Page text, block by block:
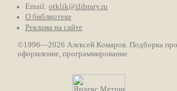
Email: otklik@ilibrary.ru
О библиотеке
Реклама на сайте
©1996—2026 Алексей Комаров. Подборка
оформление, программирование.